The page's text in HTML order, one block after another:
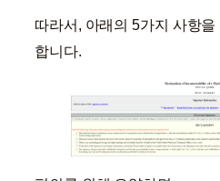
따라서, 아래의 5가지 사항
합니다.